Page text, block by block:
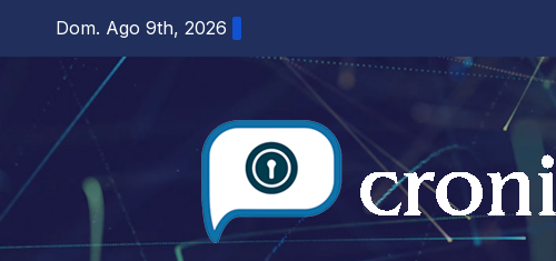
contenido
Dom. Ago 9th, 2026